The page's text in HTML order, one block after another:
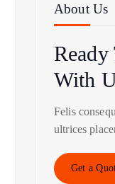
About Us
Ready
With
Felis
ultrices
Get a